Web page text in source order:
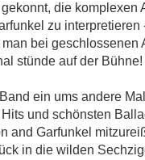
die komplexen
zu interpretieren
bei geschlossenen
stünde auf der Bühne!
ein ums andere
und schönsten
and Garfunkel
in die wilden